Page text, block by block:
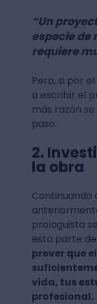
“Un
especie de
requiere
Pero, si por
a escribir el
más razón
paso.
2.
la obra
Continuando
prologuista
esta parte
prever que
vida, tus
profesional.